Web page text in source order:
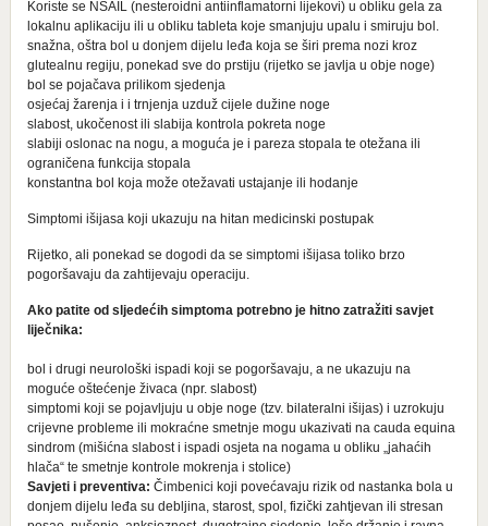
Koriste se NSAIL (nesteroidni antiinflamatorni lijekovi) u obliku gela za
lokalnu aplikaciju ili u obliku tableta koje smanjuju upalu i smiruju bol.
snažna, oštra bol u donjem dijelu leđa koja se širi prema nozi kroz
glutealnu regiju, ponekad sve do prstiju (rijetko se javlja u obje noge)
bol se pojačava prilikom sjedenja
osjećaj žarenja i i trnjenja uzduž cijele dužine noge
slabost, ukočenost ili slabija kontrola pokreta noge
slabiji oslonac na nogu, a moguća je i pareza stopala te otežana ili
ograničena funkcija stopala
konstantna bol koja može otežavati ustajanje ili hodanje
Simptomi išijasa koji ukazuju na hitan medicinski postupak
Rijetko, ali ponekad se dogodi da se simptomi išijasa toliko brzo
pogoršavaju da zahtijevaju operaciju.
Ako patite od sljedećih simptoma potrebno je hitno zatražiti savjet
liječnika:
bol i drugi neurološki ispadi koji se pogoršavaju, a ne ukazuju na
moguće oštećenje živaca (npr. slabost)
simptomi koji se pojavljuju u obje noge (tzv. bilateralni išijas) i uzrokuju
crijevne probleme ili mokraćne smetnje mogu ukazivati na cauda equina
sindrom (mišićna slabost i ispadi osjeta na nogama u obliku „jahaćih
hlača“ te smetnje kontrole mokrenja i stolice)
Savjeti i preventiva: Čimbenici koji povećavaju rizik od nastanka bola u
donjem dijelu leđa su debljina, starost, spol, fizički zahtjevan ili stresan